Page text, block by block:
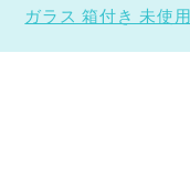
ガラス 箱付き 未使用